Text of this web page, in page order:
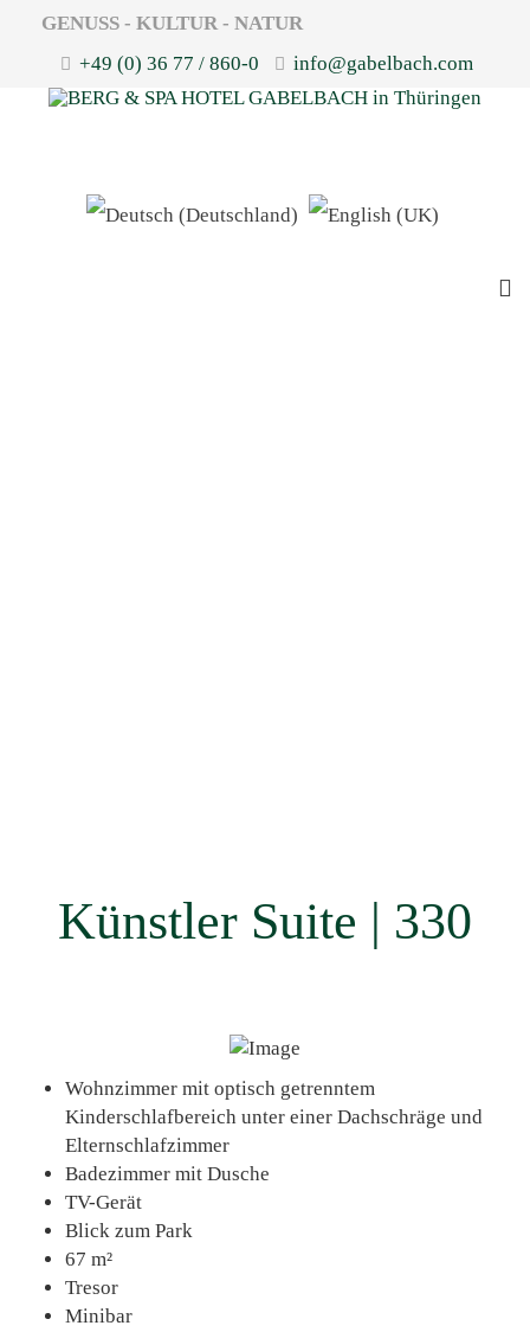
GENUSS - KULTUR - NATUR
+49 (0) 36 77 / 860-0
info@gabelbach.com
Künstler Suite | 330
Wohnzimmer mit optisch getrenntem
Kinderschlafbereich unter einer Dachschräge und
Elternschlafzimmer
Badezimmer mit Dusche
TV-Gerät
Blick zum Park
67 m²
Tresor
Minibar